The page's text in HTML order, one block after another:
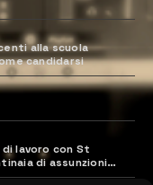
alla scuola
candidarsi
lavoro con St
di assunzioni